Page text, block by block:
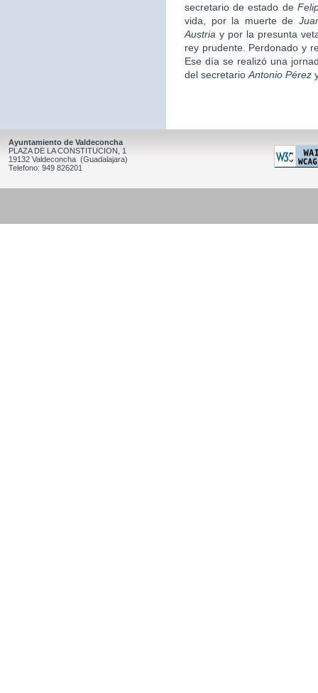
secretario de estado de
vida, por la muerte de
Austria y por la presunta
rey prudente. Perdonado y
Ese día se realizó una
del secretario Antonio Pérez
Ayuntamiento de Valdeconcha
PLAZA DE LA CONSTITUCION, 1
19132 Valdeconcha (Guadalajara)
Telefono: 949 826201